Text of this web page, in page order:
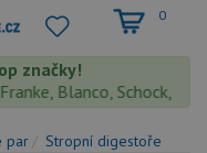
0
značky!
Blanco, Schock,
par Stropní digestoře